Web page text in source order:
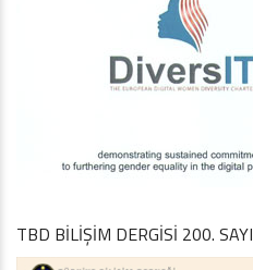
TBD BILIŞIM DERGISI 200. SAYI